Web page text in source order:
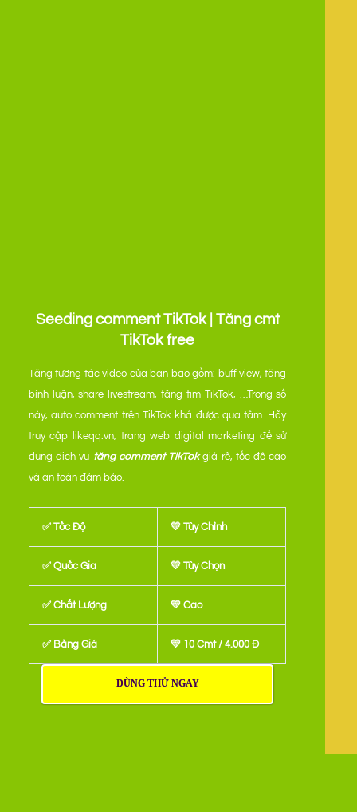
Seeding comment TikTok | Tăng cmt
TikTok free
Tăng tương tác video của bạn bao gồm: buff view, tăng
bình luận, share livestream, tăng tim TikTok, …Trong số
này, auto comment trên TikTok khá được qua tâm. Hãy
truy cập likeqq.vn, trang web digital marketing để sử
dụng dịch vụ tăng comment TikTokgiá rẻ, tốc độ cao
và an toàn đảm bảo.
✅ Tốc Độ 💛 Tùy Chỉnh
✅ Quốc Gia 💛 Tùy Chọn
✅ Chất Lượng 💛 Cao
✅ Bảng Giá 💛 10 Cmt / 4.000 Đ
DÙNG THỬ NGAY